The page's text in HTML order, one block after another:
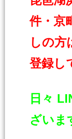
件・京
しの
登録し
日々
ざいま